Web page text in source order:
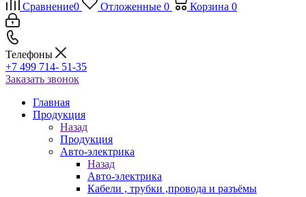
Сравнение0 Отложенные 0 Корзина 0
Телефоны
+7 499 714- 51-35
Заказать звонок
Главная
Продукция
Назад
Продукция
Авто-электрика
Назад
Авто-электрика
Кабели , трубки ,провода и разъёмы